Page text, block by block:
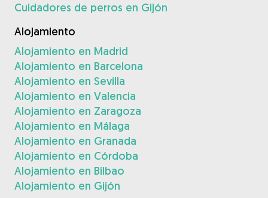
Cuidadores de perros en Gijón
Alojamiento
Alojamiento en Madrid
Alojamiento en Barcelona
Alojamiento en Sevilla
Alojamiento en Valencia
Alojamiento en Zaragoza
Alojamiento en Málaga
Alojamiento en Granada
Alojamiento en Córdoba
Alojamiento en Bilbao
Alojamiento en Gijón